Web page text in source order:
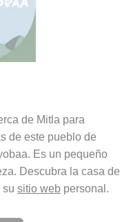
de Mitla para
de este pueblo de
Es un pequeño
Descubra la casa de
su sitio web personal.